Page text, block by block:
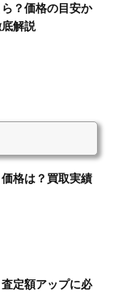
？価格の目安か
解説
格は？買取実績
定額アップに必